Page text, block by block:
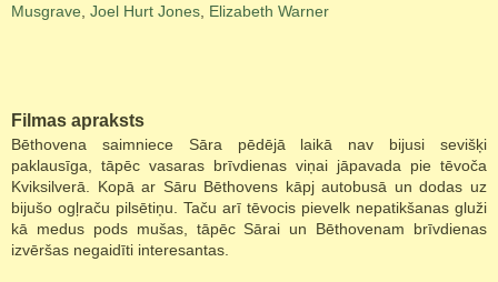
Musgrave Joel Hurt Jones Elizabeth Warner
Filmas apraksts
Bēthovena saimniece Sāra pēdējā laikā nav bijusi sevišķi
paklausīga, tāpēc vasaras brīvdienas viņai jāpavada pie tēvoča
Kviksilverā. Kopā ar Sāru Bēthovens kāpj autobusā un dodas uz
bijušo ogļraču pilsētiņu. Taču arī tēvocis pievelk nepatikšanas gluži
kā medus pods mušas, tāpēc Sārai un Bēthovenam brīvdienas
izvēršas negaidīti interesantas.